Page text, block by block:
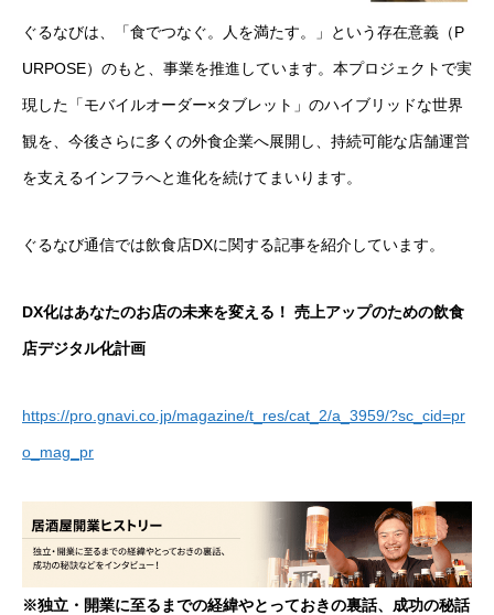
ぐるなびは、「食でつなぐ。人を満たす。」という存在意義（P
URPOSE）のもと、事業を推進しています。本プロジェクトで実
現した「モバイルオーダー×タブレット」のハイブリッドな世界
観を、今後さらに多くの外食企業へ展開し、持続可能な店舗運営
を支えるインフラへと進化を続けてまいります。
ぐるなび通信では飲食店DXに関する記事を紹介しています。
DX化はあなたのお店の未来を変える！ 売上アップのための飲食
店デジタル化計画
https://pro.gnavi.co.jp/magazine/t_res/cat_2/a_3959/?sc_cid=pr
o_mag_pr
※独立・開業に至るまでの経緯やとっておきの裏話、成功の秘話